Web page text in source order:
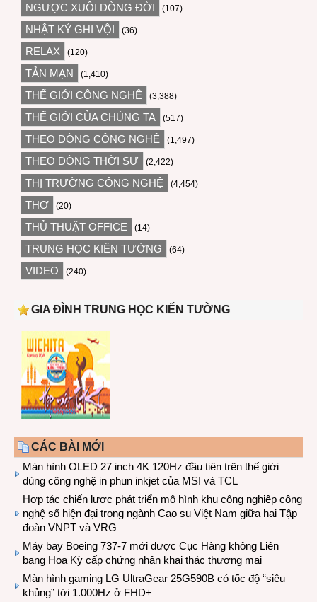
NGƯỢC XUÔI DÒNG ĐỜI (107)
NHẬT KÝ GHI VỘI (36)
RELAX (120)
TẢN MẠN (1,410)
THẾ GIỚI CÔNG NGHỆ (3,388)
THẾ GIỚI CỦA CHÚNG TA (517)
THEO DÒNG CÔNG NGHỆ (1,497)
THEO DÒNG THỜI SỰ (2,422)
THỊ TRƯỜNG CÔNG NGHỆ (4,454)
THƠ (20)
THỦ THUẬT OFFICE (14)
TRUNG HỌC KIẾN TƯỜNG (64)
VIDEO (240)
GIA ĐÌNH TRUNG HỌC KIẾN TƯỜNG
CÁC BÀI MỚI
Màn hình OLED 27 inch 4K 120Hz đầu tiên trên thế giới
dùng công nghệ in phun inkjet của MSI và TCL
Hợp tác chiến lược phát triển mô hình khu công nghiệp công
nghệ số hiện đại trong ngành Cao su Việt Nam giữa hai Tập
đoàn VNPT và VRG
Máy bay Boeing 737-7 mới được Cục Hàng không Liên
bang Hoa Kỳ cấp chứng nhận khai thác thương mại
Màn hình gaming LG UltraGear 25G590B có tốc độ “siêu
khủng” tới 1.000Hz ở FHD+